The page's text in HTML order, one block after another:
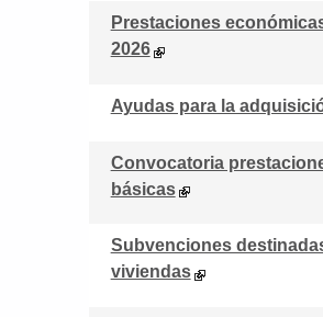
Prestaciones
2026
Ayudas para la
Convocatoria
básicas
Subvenciones
viviendas